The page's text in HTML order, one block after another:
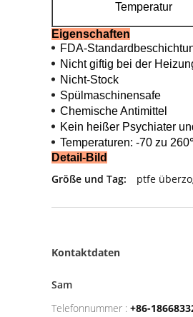
Temperatur
Eigenschaften
FDA-
Nicht giftig bei der
Nicht-Stock
Spülmaschinensafe
Chemische Antimittel
Kein heißer Psychiater
Temperaturen: -70 zu
Detail-Bild
Größe und Tag: ptfe
Kontaktdaten
Sam
Telefonnummer : +86-